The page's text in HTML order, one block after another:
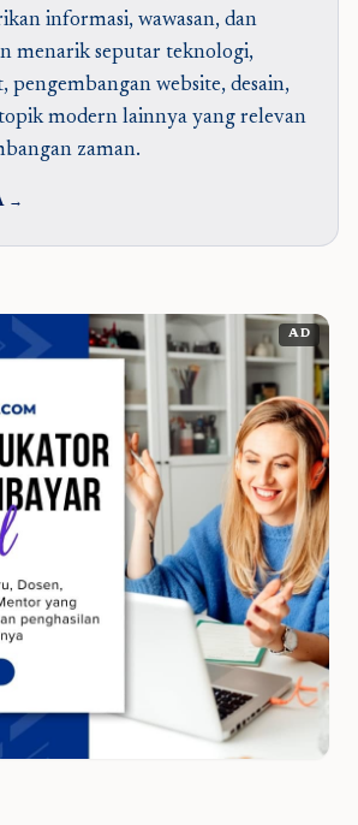
informasi, wawasan, dan
menarik seputar teknologi,
pengembangan website, desain,
modern lainnya yang relevan
zaman.
→
AD